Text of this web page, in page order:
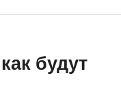
будут